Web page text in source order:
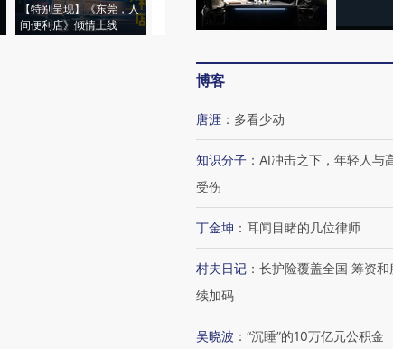
【特别呈现】《东莞，人
间便利店》倾情上线
会，让数智科技“链”接产
【特别呈现】寻找
有意思的生活方式
博客
唐涯 ： 多看少动
知识分子 ： AI冲击之下，年轻人与
受伤
丁金坤 ： 耳闻目睹的几位律师
村夫日记 ： 长护险覆盖全国 筹资
续加码
吴晓波 ： “沉睡”的10万亿元公积金